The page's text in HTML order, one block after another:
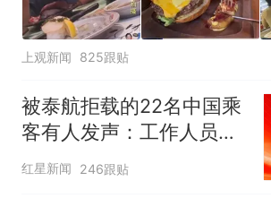
上观新闻 825跟贴
被泰航拒载的22名中国乘
客有人发声：工作人员承
诺免费改签，最后却自费
买机票回国
红星新闻 246跟贴